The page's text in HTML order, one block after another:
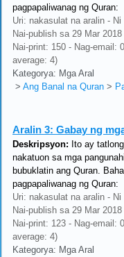
pagpapaliwanag ng Quran:
Uri: nakasulat na aralin -
Nai-publish sa 29 Mar
Nai-print: 150 - Nag-email:
average: 4)
Kategorya: Mga Aral
> Ang Banal na Quran >
Aralin 3: Gabay ng
Deskripsyon: Ito ay
nakatuon sa mga
bubuklatin ang Quran.
pagpapaliwanag ng Quran:
Uri: nakasulat na aralin -
Nai-publish sa 29 Mar
Nai-print: 123 - Nag-email:
average: 4)
Kategorya: Mga Aral